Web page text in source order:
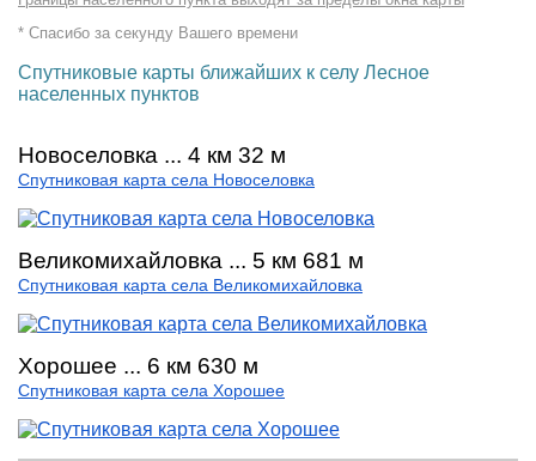
* Спасибо за секунду Вашего времени
Спутниковые карты ближайших к селу Лесное
населенных пунктов
Новоселовка ... 4 км 32 м
Спутниковая карта села Новоселовка
Великомихайловка ... 5 км 681 м
Спутниковая карта села Великомихайловка
Хорошее ... 6 км 630 м
Спутниковая карта села Хорошее